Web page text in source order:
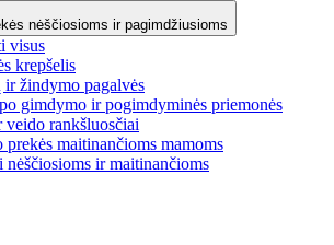
nėščiosioms ir pagimdžiusioms
visus
krepšelis
ir žindymo pagalvės
gimdymo ir pogimdyminės priemonės
veido rankšluosčiai
prekės maitinančioms mamoms
nėščiosioms ir maitinančioms